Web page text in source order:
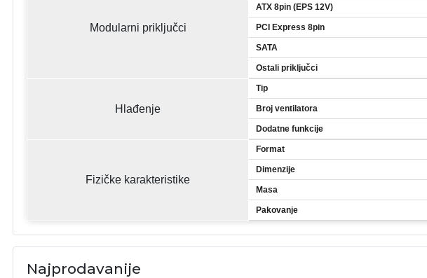
Modularni priključci
ATX 8pin (EPS 12V)
PCI Express 8pin
SATA
Ostali priključci
Hlađenje
Tip
Broj ventilatora
Dodatne funkcije
Fizičke karakteristike
Format
Dimenzije
Masa
Pakovanje
Najprodavanije